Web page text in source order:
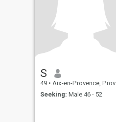
S
49 • Aix-en-Provence, Provence-Alpes-Côte d'Azur, France
Seeking: Male 46 - 52